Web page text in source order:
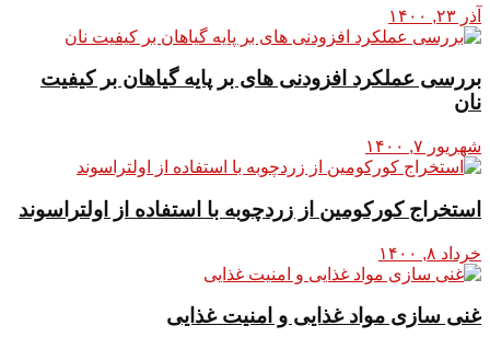
آذر ۲۳, ۱۴۰۰
بررسی عملکرد افزودنی های بر پایه گیاهان بر کیفیت
نان
شهریور ۷, ۱۴۰۰
استخراج کورکومین از زردچوبه با استفاده از اولتراسوند
خرداد ۸, ۱۴۰۰
غنی سازی مواد غذایی و امنیت غذایی